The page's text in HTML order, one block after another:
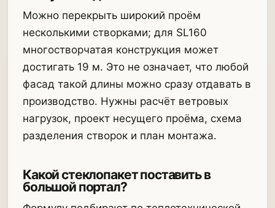
Можно перекрыть широкий проём
несколькими створками; для SL160
многостворчатая конструкция может
достигать 19 м. Это не означает, что любой
фасад такой длины можно сразу отдавать в
производство. Нужны расчёт ветровых
нагрузок, проект несущего проёма, схема
разделения створок и план монтажа.
Какой стеклопакет поставить в
большой портал?